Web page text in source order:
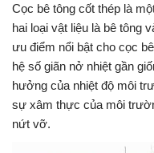
Cọc bê tông cốt thép là
hai loại vật liệu là bê tông
ưu điểm nổi bật cho cọc
hệ số giãn nở nhiệt gần
hưởng của nhiệt độ môi
sự xâm thực của môi
nứt vỡ.